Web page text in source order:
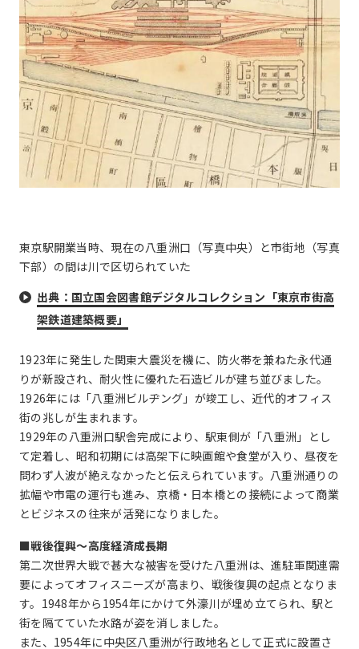
東京駅開業当時、現在の八重洲口（写真中央）と市街地（写真
下部）の間は川で区切られていた
出典：国立国会図書館デジタルコレクション「東京市街高
架鉄道建築概要」
1923年に発生した関東大震災を機に、防火帯を兼ねた永代通
りが新設され、耐火性に優れた石造ビルが建ち並びました。
1926年には「八重洲ビルヂング」が竣工し、近代的オフィス
街の兆しが生まれます。
1929年の八重洲口駅舎完成により、駅東側が「八重洲」とし
て定着し、昭和初期には高架下に映画館や食堂が入り、昼夜を
問わず人波が絶えなかったと伝えられています。八重洲通りの
拡幅や市電の運行も進み、京橋・日本橋との接続によって商業
とビジネスの往来が活発になりました。
■戦後復興〜高度経済成長期
第二次世界大戦で甚大な被害を受けた八重洲は、進駐軍関連需
要によってオフィスニーズが高まり、戦後復興の起点となりま
す。1948年から1954年にかけて外濠川が埋め立てられ、駅と
街を隔てていた水路が姿を消しました。
また、1954年に中央区八重洲が行政地名として正式に設置さ